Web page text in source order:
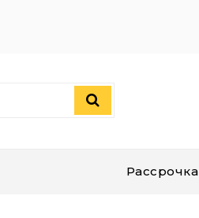
Рассрочка